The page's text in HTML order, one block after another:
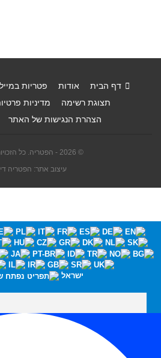
דף הבית אודות פטריות במייל
תצוגת רשימה
מדיניות
הצהרת הנגישות של האתר
© 2026 - הפטריה. כל הזכויות שמורות.
עיצוב אתר: הפטריה
ישראל